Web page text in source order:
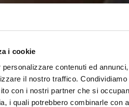
i cookie
contenuti ed
il nostro traffico.
con i nostri partner che si
i quali potrebbero combinarle con